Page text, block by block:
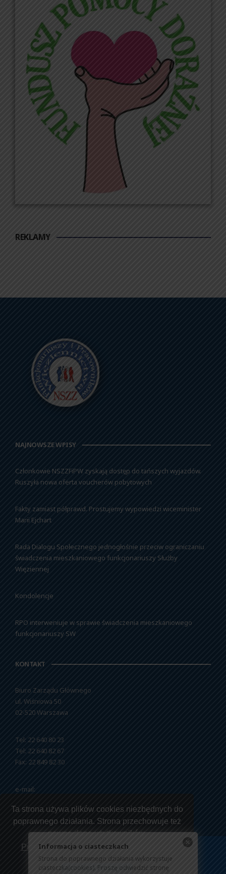
Ta strona używa plików cookies niezbędnych do
poprawnego działania. Strona przechowuje też
pewne dane użytkowników.
Przeczytaj jak korzystamy z twoich danych
REKLAMY
NAJNOWSZE WPISY
Członkowie NSZZFiPW zyskają dostęp do tańszych wyjazdów.
Ruszyła nowa oferta voucherów pobytowych
Fakty zamiast półprawd. Prostujemy wypowiedzi wiceminister
Marii Ejchart
Rada Dialogu Społecznego jednogłośnie przeciw ograniczaniu
świadczenia mieszkaniowego funkcjonariuszy Służby
Więziennej
Kondolencje
RPO interweniuje w sprawie świadczenia mieszkaniowego
funkcjonariuszy SW
KONTAKT
Biuro Zarządu Głównego
ul. Wiśniowa 50
02-520 Warszawa
Tel: 22 640 80 23
Tel: 22 640 82 67
Fax: 22 849 82 30
e-mail:
Copyright © 2026 NSZZ Funkcjonariuszy i Pracowników
Informacja o ciasteczkach
Strona do poprawnego działania wykorzystuje
ciasteczka(cookies). Proszę odwiedzić stronę